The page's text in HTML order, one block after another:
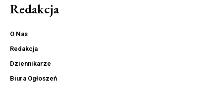
Redakcja
O Nas
Redakcja
Dziennikarze
Biura Ogłoszeń